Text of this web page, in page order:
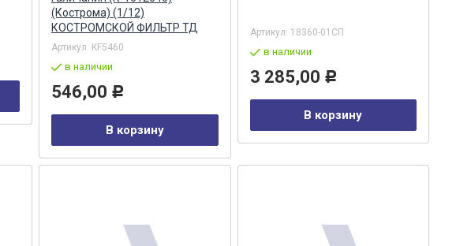
(Кострома) (1/12)
КОСТРОМСКОЙ ФИЛЬТР ТД
Артикул: KF5460
в наличии
546,00 Р
В корзину
Артикул: 18360-01СП
в наличии
3 285,00 Р
В корзину